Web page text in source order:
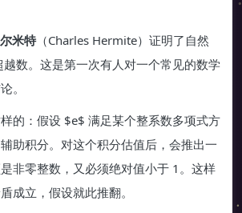
米特（Charles Hermite）证明了自然
数。这是第一次有人对一个常见的数学
。
的：假设 $e$ 满足某个整系数多项式方
助积分。对这个积分估值后，会推出一
非零整数，又必须绝对值小于 1。这样
成立，假设就此推翻。